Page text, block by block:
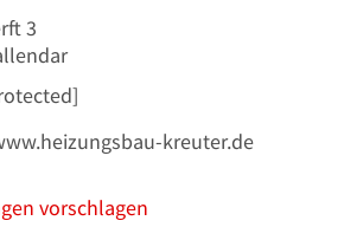
3
kreuter.de
vorschlagen